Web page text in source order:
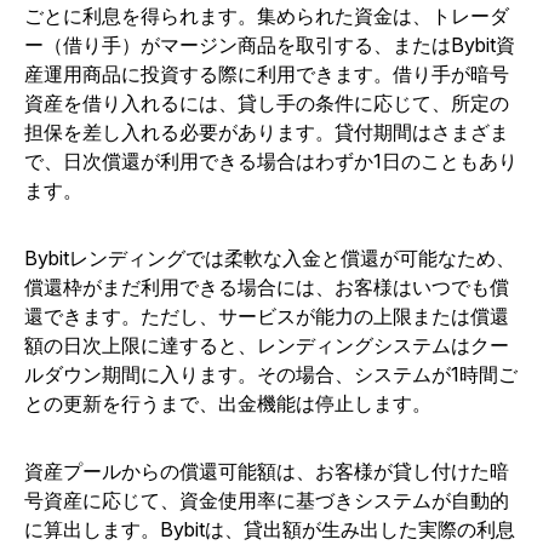
ごとに利息を得られます。集められた資金は、トレーダ
ー（借り手）がマージン商品を取引する、またはBybit資
産運用商品に投資する際に利用できます。借り手が暗号
資産を借り入れるには、貸し手の条件に応じて、所定の
担保を差し入れる必要があります。貸付期間はさまざま
で、日次償還が利用できる場合はわずか1日のこともあり
ます。
Bybitレンディングでは柔軟な入金と償還が可能なため、
償還枠がまだ利用できる場合には、お客様はいつでも償
還できます。ただし、サービスが能力の上限または償還
額の日次上限に達すると、レンディングシステムはクー
ルダウン期間に入ります。その場合、システムが1時間ご
との更新を行うまで、出金機能は停止します。
資産プールからの償還可能額は、お客様が貸し付けた暗
号資産に応じて、資金使用率に基づきシステムが自動的
に算出します。Bybitは、貸出額が生み出した実際の利息